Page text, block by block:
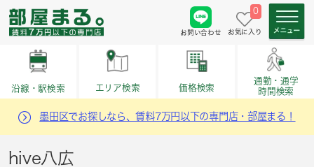
お問い合わせ
0
お気に入り
沿線・駅検索 エリア検索 価格検索
通勤・通学
時間検索
墨田区でお探しなら、賃料7万円以下の専門店・部屋まる！
hive八広